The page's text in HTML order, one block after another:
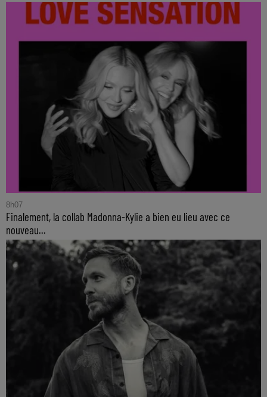
8h07
Finalement, la collab Madonna-Kylie a bien eu lieu avec ce
nouveau...